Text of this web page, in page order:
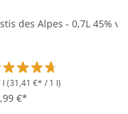
5 Sternen
des Alpes - 0,7L 45% vol
l (31,41 €* / 1 l)
€*